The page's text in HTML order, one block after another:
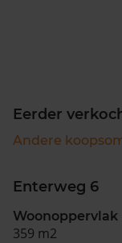
Eerder
Andere
Enterweg 6
Woonoppervlak
359 m2